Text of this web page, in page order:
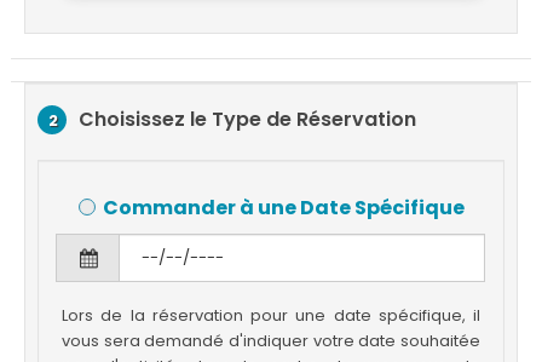
2 Choisissez le Type de Réservation
Commander à une Date Spécifique
Lors de la réservation pour une date spécifique, il
vous sera demandé d'indiquer votre date souhaitée